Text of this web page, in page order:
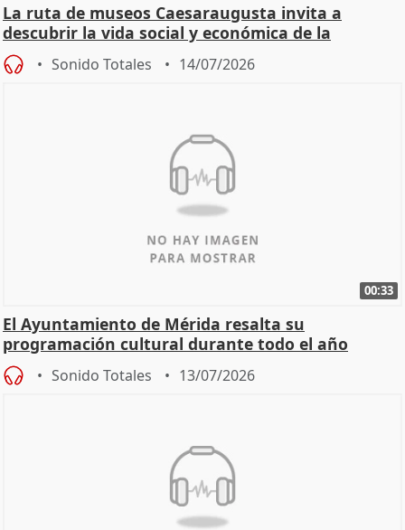
La ruta de museos Caesaraugusta invita a
descubrir la vida social y económica de la
Zaragoza ro
Sonido Totales 14/07/2026
00:33
El Ayuntamiento de Mérida resalta su
programación cultural durante todo el año
Sonido Totales 13/07/2026